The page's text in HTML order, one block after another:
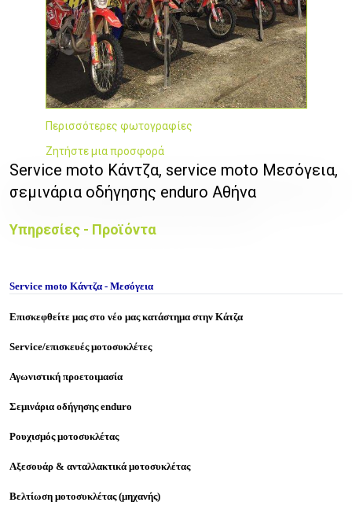
Περισσότερες φωτογραφίες
Ζητήστε μια προσφορά
Service moto Κάντζα, service moto Μεσόγεια,
σεμινάρια οδήγησης enduro Αθήνα
Υπηρεσίες - Προϊόντα
Service moto Κάντζα - Μεσόγεια
Επισκεφθείτε μας στο νέο μας κατάστημα στην Κάτζα
Service/επισκευές μοτοσυκλέτες
Αγωνιστική προετοιμασία
Σεμινάρια οδήγησης enduro
Ρουχισμός μοτοσυκλέτας
Αξεσουάρ & ανταλλακτικά μοτοσυκλέτας
Βελτίωση μοτοσυκλέτας (μηχανής)